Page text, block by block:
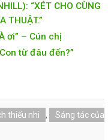
“XÉT CHO CÙNG
THUẬT.”
ơi” – Cún chị
từ đâu đến?”
thiếu nhi ,
Sáng tác của